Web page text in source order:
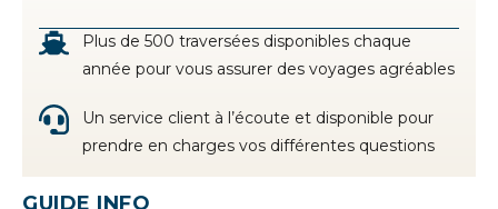
Plus de 500 traversées disponibles chaque
année pour vous assurer des voyages agréables
Un service client à l’écoute et disponible pour
prendre en charges vos différentes questions
GUIDE INFO